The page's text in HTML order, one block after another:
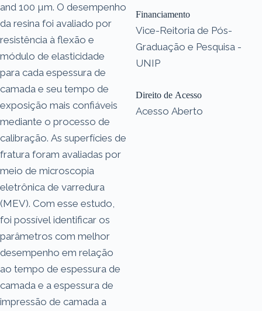
and 100 µm. O desempenho
da resina foi avaliado por
resistência à flexão e
módulo de elasticidade
para cada espessura de
camada e seu tempo de
exposição mais confiáveis
mediante o processo de
calibração. As superfícies de
fratura foram avaliadas por
meio de microscopia
eletrônica de varredura
(MEV). Com esse estudo,
foi possível identificar os
parâmetros com melhor
desempenho em relação
ao tempo de espessura de
camada e a espessura de
impressão de camada a
Financiamento
Vice-Reitoria de Pós-
Graduação e Pesquisa -
UNIP
Direito de Acesso
Acesso Aberto